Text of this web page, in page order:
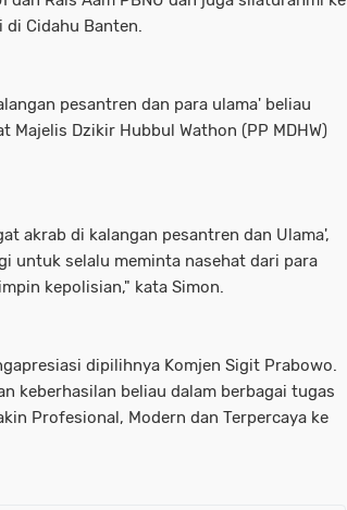
di Cidahu Banten.
pesantren dan para ulama' beliau
Majelis Dzikir Hubbul Wathon (PP MDHW)
akrab di kalangan pesantren dan Ulama',
untuk selalu meminta nasehat dari para
kepolisian," kata Simon.
dipilihnya Komjen Sigit Prabowo.
keberhasilan beliau dalam berbagai tugas
Profesional, Modern dan Terpercaya ke